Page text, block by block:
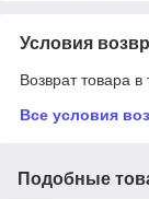
Условия
Возврат товара
Все условия
Подобные